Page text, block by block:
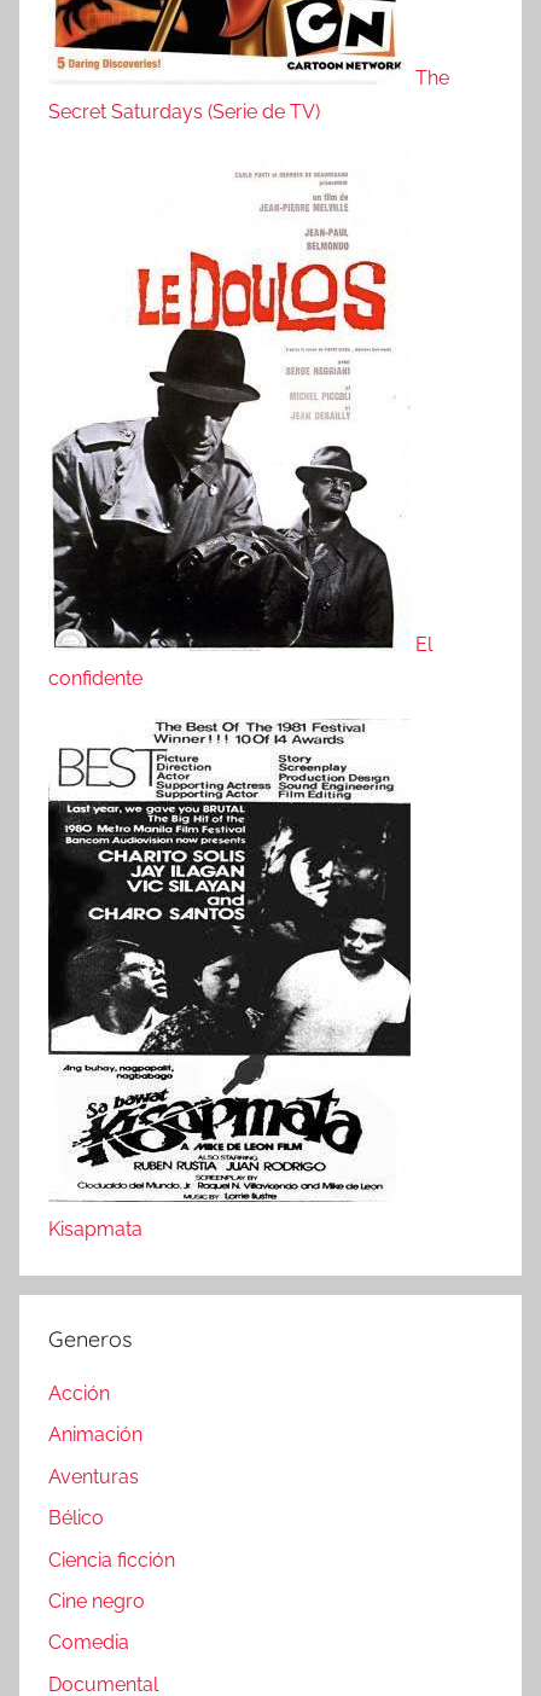
The
Secret Saturdays (Serie de TV)
El
confidente
Kisapmata
Generos
Acción
Animación
Aventuras
Bélico
Ciencia ficción
Cine negro
Comedia
Documental